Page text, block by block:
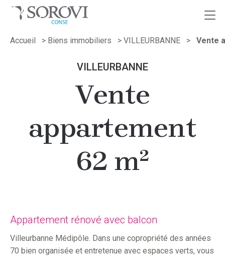
PasserAccueil > Biens immobiliers > VILLEURBANNE > Vente
VILLEURBANNE
Vente
appartement
62 m²
Appartement rénové avec balcon
Villeurbanne Médipôle. Dans une copropriété des années
70 bien organisée et entretenue avec espaces verts, vous